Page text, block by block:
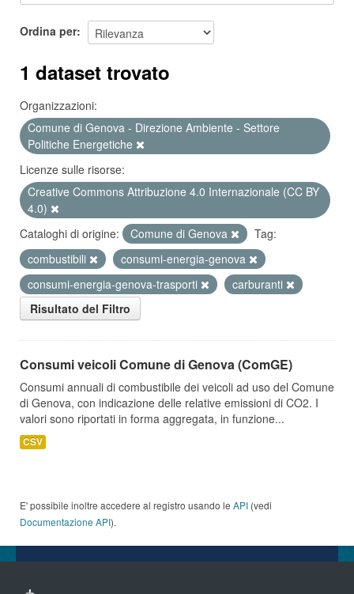
Ordina per
1 dataset trovato
Organizzazioni:
Comune di Genova - Direzione Ambiente - Settore
Politiche Energetiche
Licenze sulle risorse:
Creative Commons Attribuzione 4.0 Internazionale (CC BY
4.0)
Cataloghi di origine:
Comune di Genova
Tag:
combustibili
consumi-energia-genova
consumi-energia-genova-trasporti
carburanti
Risultato del Filtro
Consumi veicoli Comune di Genova (ComGE)
Consumi annuali di combustibile dei veicoli ad uso del Comune
di Genova, con indicazione delle relative emissioni di CO2. I
valori sono riportati in forma aggregata, in funzione...
CSV
E' possibile inoltre accedere al registro usando le API (vedi
Documentazione API).